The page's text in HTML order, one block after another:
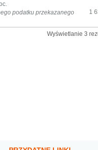
podatku przekazanego
1
Wyświetlanie 3